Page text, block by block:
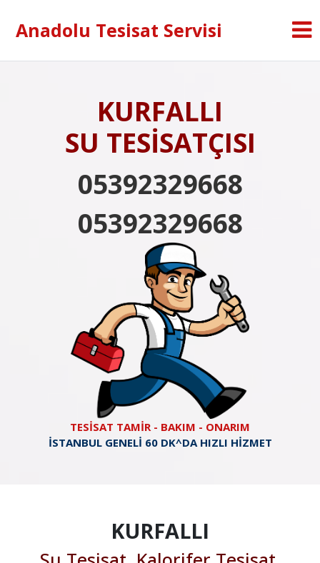
Anadolu Tesisat Servisi
KURFALLI
SU TESİSATÇISI
05392329668
05392329668
TESİSAT TAMİR - BAKIM - ONARIM
İSTANBUL GENELİ 60 DK^DA HIZLI HİZMET
KURFALLI